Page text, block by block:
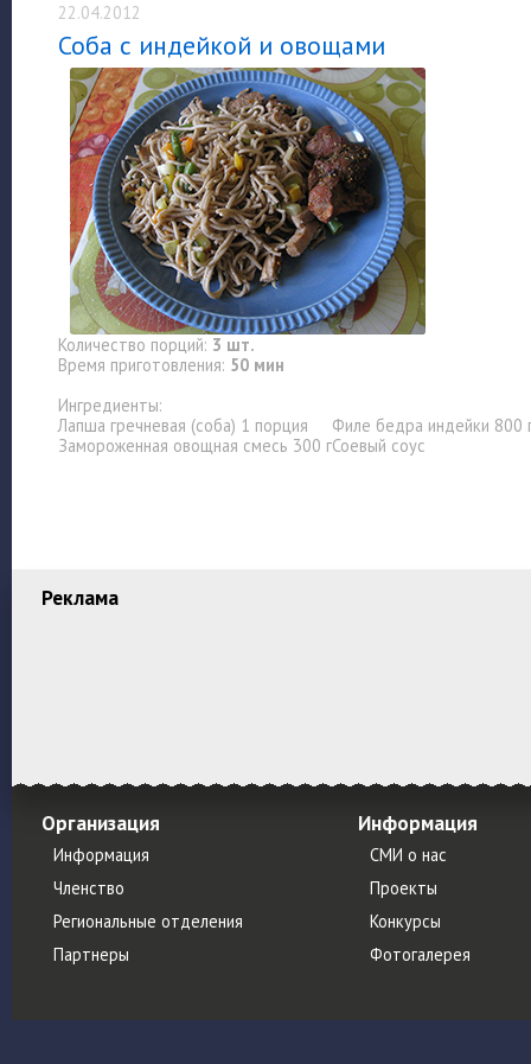
Реклама
22.04.2012
Соба с индейкой и овощами
Количество порций: 3 шт.
Время приготовления: 50 мин
Ингредиенты:
Лапша гречневая (соба) 1 порция
Филе бедра индейки 800
Замороженная овощная смесь 300 гСоевый соус
Организация
Информация
Членство
Региональные отделения
Партнеры
Информация
СМИ о нас
Проекты
Конкурсы
Фотогалерея